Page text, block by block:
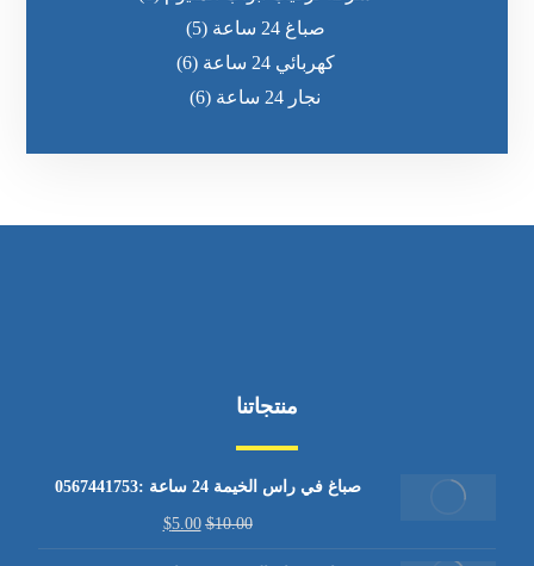
صباغ 24 ساعة
(5)
كهربائي 24 ساعة
(6)
نجار 24 ساعة
(6)
منتجاتنا
صباغ في راس الخيمة 24 ساعة :0567441753
$10.00
$5.00